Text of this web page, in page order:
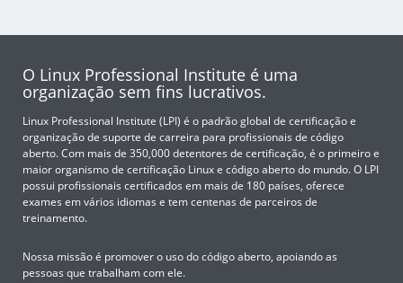
O Linux Professional Institute é uma
organização sem fins lucrativos.
Linux Professional Institute (LPI) é o padrão global de certificação e
organização de suporte de carreira para profissionais de código
aberto. Com mais de 350,000 detentores de certificação, é o primeiro e
maior organismo de certificação Linux e código aberto do mundo. O LPI
possui profissionais certificados em mais de 180 países, oferece
exames em vários idiomas e tem centenas de parceiros de
treinamento.
Nossa missão é promover o uso do código aberto, apoiando as
pessoas que trabalham com ele.